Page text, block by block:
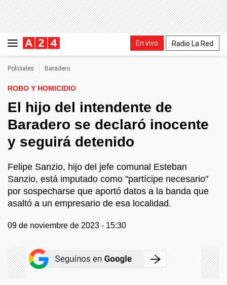
En vivo Radio La Red
Policiales Baradero
ROBO Y HOMICIDIO
El hijo del intendente de
Baradero se declaró inocente
y seguirá detenido
Felipe Sanzio, hijo del jefe comunal Esteban
Sanzio, está imputado como "partícipe necesario"
por sospecharse que aportó datos a la banda que
asaltó a un empresario de esa localidad.
09 de noviembre de 2023 - 15:30